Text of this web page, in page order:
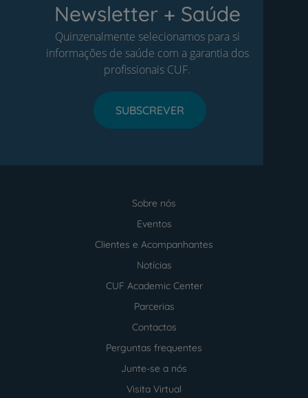
Newsletter + Saúde
Quinzenalmente selecionamos para si
informações de saúde com a garantia dos
profissionais CUF.
SUBSCREVER
Sobre nós
Eventos
Clientes e Acompanhantes
Notícias
CUF Academic Center
Parcerias
Contactos
Perguntas frequentes
Junte-se a nós
Visita Virtual